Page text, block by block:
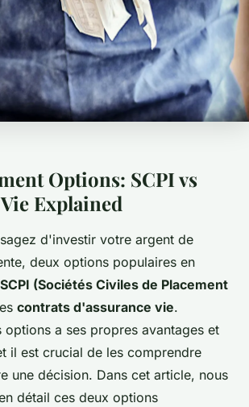
Options: SCPI vs
Explained
d'investir votre argent de
deux options populaires en
SCPI (Sociétés Civiles de Placement
contrats d'assurance vie.
options a ses propres avantages et
il est crucial de les comprendre
une décision. Dans cet article, nous
détail ces deux options